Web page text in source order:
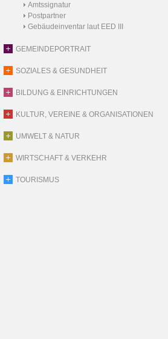
Amtssignatur
Postpartner
Gebäudeinventar laut EED III
GEMEINDEPORTRAIT
SOZIALES & GESUNDHEIT
BILDUNG & EINRICHTUNGEN
KULTUR, VEREINE & ORGANISATIONEN
UMWELT & NATUR
WIRTSCHAFT & VERKEHR
TOURISMUS